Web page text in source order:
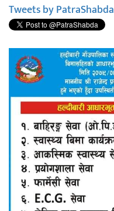
Tweets by PatraShabda